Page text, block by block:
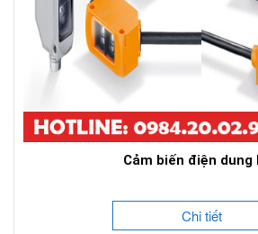
Cảm biến điện dung
Chi tiết